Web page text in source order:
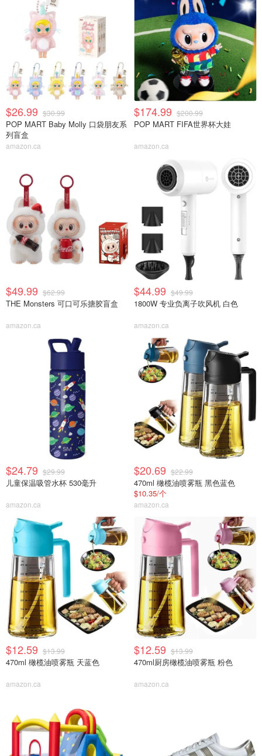
$26.99 $30.99
POP MART Baby Molly 口袋朋友系
列盲盒
amazon.ca
$174.99 $200.99
POP MART FIFA世界杯大娃
amazon.ca
$49.99 $62.99
THE Monsters 可口可乐搪胶盲盒
amazon.ca
$44.99 $49.99
1800W 专业负离子吹风机 白色
amazon.ca
$24.79 $29.99
儿童保温吸管水杯 530毫升
amazon.ca
$20.69 $22.99
470ml 橄榄油喷雾瓶 黑色蓝色
$10.35/个
amazon.ca
$12.59 $13.99
470ml 橄榄油喷雾瓶 天蓝色
amazon.ca
$12.59 $13.99
470ml厨房橄榄油喷雾瓶 粉色
amazon.ca